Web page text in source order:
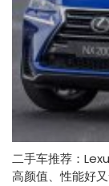
二手车推荐：
高颜值、性能好